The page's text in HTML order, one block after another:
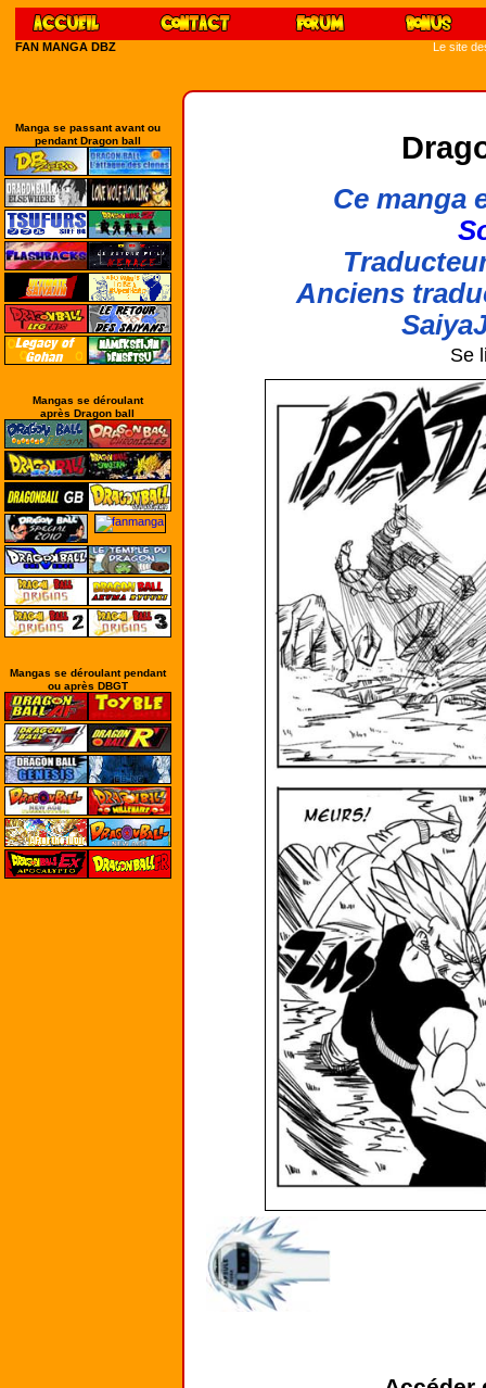
FAN MANGA DBZ Le site
Manga se passant avant ou
pendant Dragon ball
Mangas se déroulant
après Dragon ball
Mangas se déroulant pendant
ou après DBGT
Ce manga
Anciens
Se